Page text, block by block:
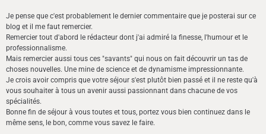
Je pense que c'est probablement le dernier commentaire que je posterai sur ce
blog et il me faut remercier.
Remercier tout d'abord le rédacteur dont j'ai admiré la finesse, l'humour et le
professionnalisme.
Mais remercier aussi tous ces "savants" qui nous on fait découvrir un tas de
choses nouvelles. Une mine de science et de dynamisme impressionnante.
Je crois avoir compris que votre séjour s'est plutôt bien passé et il ne reste qu'à
vous souhaiter à tous un avenir aussi passionnant dans chacune de vos
spécialités.
Bonne fin de séjour à vous toutes et tous, portez vous bien continuez dans le
même sens, le bon, comme vous savez le faire.